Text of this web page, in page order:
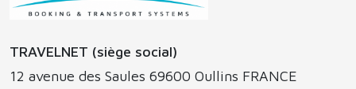
TRAVELNET (siège social)
12 avenue des Saules 69600 Oullins FRANCE